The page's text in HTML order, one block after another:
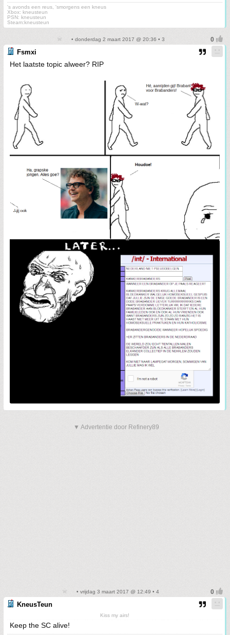
's avonds een reus, 'smorgens een kneus
Xbox: kneusteun
PSN: kneusteun
Steam:kneusteun
• donderdag 2 maart 2017 @ 20:36 • 3
Fsmxi
Het laatste topic alweer? RIP
▼ Advertentie door Refinery89
• vrijdag 3 maart 2017 @ 12:49 • 4
KneusTeun
Kiss my airs!
Keep the SC alive!